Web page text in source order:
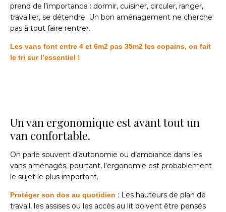
prend de l’importance : dormir, cuisiner, circuler, ranger,
travailler, se détendre. Un bon aménagement ne cherche
pas à tout faire rentrer.
Les vans font entre 4 et 6m2 pas 35m2 les copains, on fait
le tri sur l’essentiel !
Un van ergonomique est avant tout un
van confortable.
On parle souvent d’autonomie ou d’ambiance dans les
vans aménagés, pourtant, l’ergonomie est probablement
le sujet le plus important.
Protéger son dos au quotidien : Les hauteurs de plan de
travail, les assises ou les accès au lit doivent être pensés